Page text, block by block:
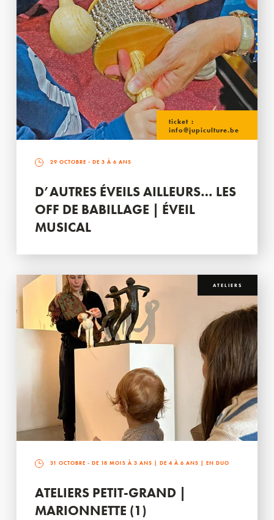
ticket :
info@jupiculture.be
29 OCTOBRE - DE 3 À 6 ANS
D’AUTRES ÉVEILS AILLEURS… LES
OFF DE BABILLAGE | ÉVEIL
MUSICAL
ATELIERS
31 OCTOBRE - DE 18 MOIS À 3 ANS | DE 4 À 6 ANS | EN DUO
ATELIERS PETIT-GRAND |
MARIONNETTE (1)